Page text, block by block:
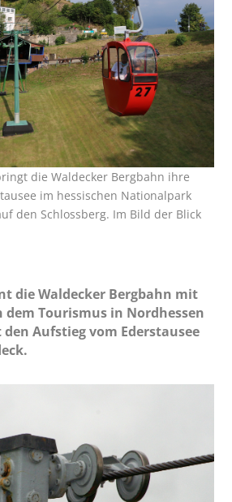
die Waldecker Bergbahn ihre
im hessischen Nationalpark
den Schlossberg. Im Bild der Blick
die Waldecker Bergbahn mit
dem Tourismus in Nordhessen
Aufstieg vom Ederstausee